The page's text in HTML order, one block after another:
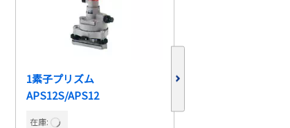
1素子プリズム
APS12S/APS12
在庫: